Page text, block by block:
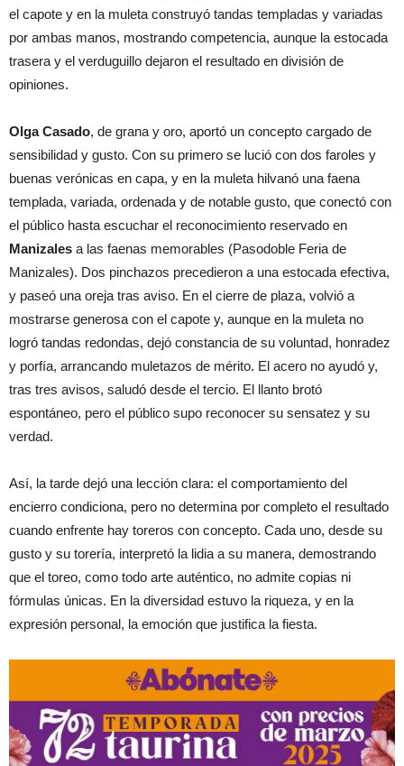
el capote y en la muleta construyó tandas templadas y variadas
por ambas manos, mostrando competencia, aunque la estocada
trasera y el verduguillo dejaron el resultado en división de
opiniones.
Olga Casado, de grana y oro, aportó un concepto cargado de
sensibilidad y gusto. Con su primero se lució con dos faroles y
buenas verónicas en capa, y en la muleta hilvanó una faena
templada, variada, ordenada y de notable gusto, que conectó con
el público hasta escuchar el reconocimiento reservado en
Manizales a las faenas memorables (Pasodoble Feria de
Manizales). Dos pinchazos precedieron a una estocada efectiva,
y paseó una oreja tras aviso. En el cierre de plaza, volvió a
mostrarse generosa con el capote y, aunque en la muleta no
logró tandas redondas, dejó constancia de su voluntad, honradez
y porfía, arrancando muletazos de mérito. El acero no ayudó y,
tras tres avisos, saludó desde el tercio. El llanto brotó
espontáneo, pero el público supo reconocer su sensatez y su
verdad.
Así, la tarde dejó una lección clara: el comportamiento del
encierro condiciona, pero no determina por completo el resultado
cuando enfrente hay toreros con concepto. Cada uno, desde su
gusto y su torería, interpretó la lidia a su manera, demostrando
que el toreo, como todo arte auténtico, no admite copias ni
fórmulas únicas. En la diversidad estuvo la riqueza, y en la
expresión personal, la emoción que justifica la fiesta.